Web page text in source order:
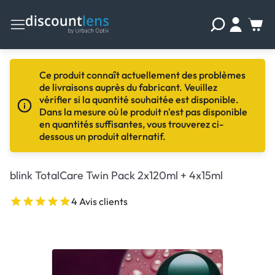
Ce produit connaît actuellement des problèmes
de livraisons auprès du fabricant. Veuillez
vérifier si la quantité souhaitée est disponible.
Dans la mesure où le produit n'est pas disponible
en quantités suffisantes, vous trouverez ci-
dessous un produit alternatif.
blink TotalCare Twin Pack 2x120ml + 4x15ml
4 Avis clients